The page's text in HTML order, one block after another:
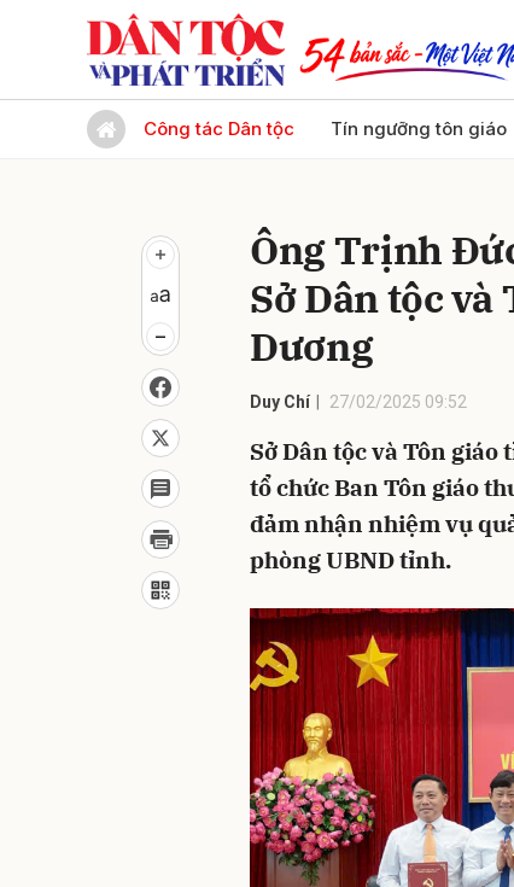
Công tác Dân tộc Tín ngưỡng tôn giáo
Ông Trịnh
Sở Dân tộc
Dương
Duy Chí 27/02/2025 09:52
Sở Dân tộc và Tôn
tổ chức Ban Tôn giáo
đảm nhận nhiệm vụ
phòng UBND tỉnh.